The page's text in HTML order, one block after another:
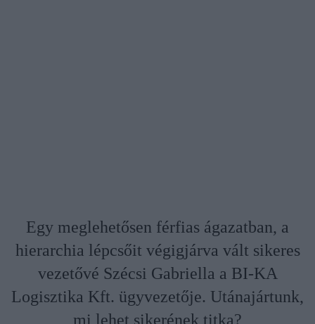
Egy meglehetősen férfias ágazatban, a
hierarchia lépcsőit végigjárva vált sikeres
vezetővé Szécsi Gabriella a BI-KA
Logisztika Kft. ügyvezetője. Utánajártunk,
mi lehet sikerének titka?